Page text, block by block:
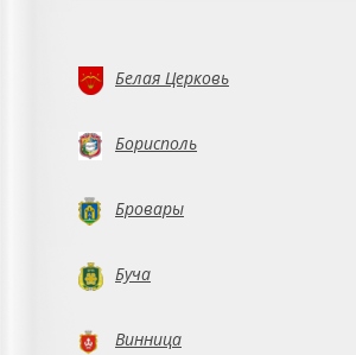
Белая Церковь
Борисполь
Бровары
Буча
Винница